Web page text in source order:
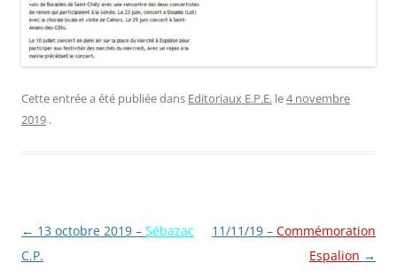
Cette entrée a été publiée dans Editoriaux E.P.E. le4 novembre
2019 .
Navigation
des
← 13 octobre 2019 – Sébazac
C.P.
11/11/19 – Commémoration
Espalion →